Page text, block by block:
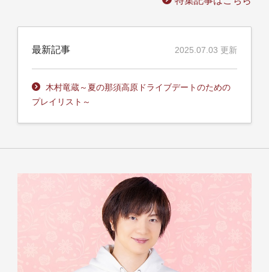
最新記事 2025.07.03 更新
木村竜蔵～夏の那須高原ドライブデートのための
プレイリスト～